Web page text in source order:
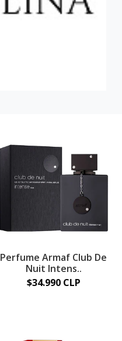
Perfume Armaf Club De
Nuit Intens..
$34.990 CLP